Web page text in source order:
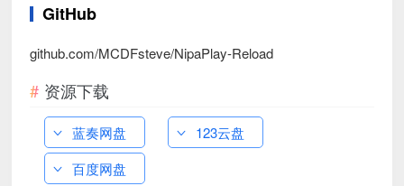
GitHub
github.com/MCDFsteve/NipaPlay-Reload
资源下载
蓝奏网盘
123云盘
百度网盘